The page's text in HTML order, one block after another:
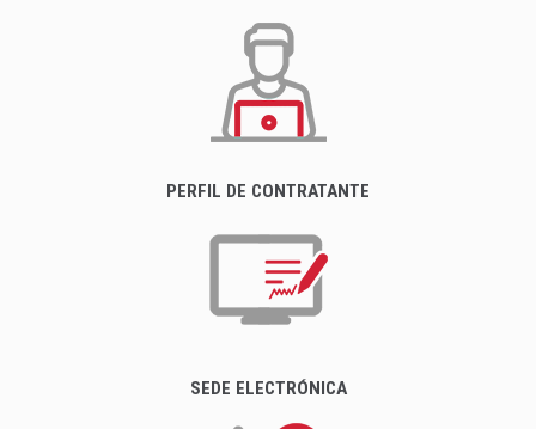
PERFIL DE CONTRATANTE
SEDE ELECTRÓNICA